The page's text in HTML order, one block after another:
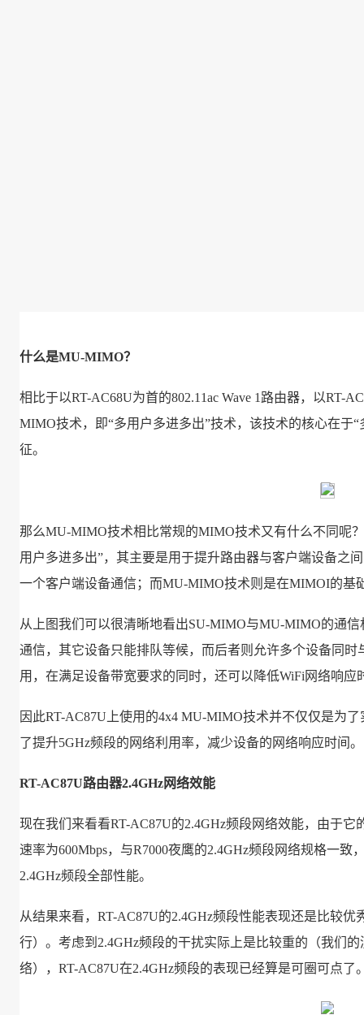
什么是MU-MIMO？
相比于以RT-AC68U为首的802.11ac Wave 1路由器，以RT-
MIMO技术，即“多用户多进多出”技术，该技术的核心在于
征。
那么MU-MIMO技术相比常规的MIMO技术又有什么不同呢
用户多进多出”，其主要是用于提升路由器与客户端设备之
一个客户端设备通信；而MU-MIMO技术则是在MIMOI的基
从上图我们可以很清晰地看出SU-MIMO与MU-MIMO的通
通信，其它设备只能排队等候，而后者则允许多个设备同
用，在满足设备带宽要求的同时，还可以降低WiFi网络响应
因此RT-AC87U上使用的4x4 MU-MIMO技术并不仅仅是为
了提升5GHz频段的网络利用率，减少设备的网络响应时间。
RT-AC87U路由器2.4GHz网络效能
现在我们来看看RT-AC87U的2.4GHz频段网络效能，由于
速率为600Mbps，与R7000夜鹰的2.4GHz频段网络规格一致
2.4GHz频段全部性能。
从结果来看，RT-AC87U的2.4GHz频段性能表现还是比较优
行）。考虑到2.4GHz频段的干扰实际上是比较重的（我们
络），RT-AC87U在2.4GHz频段的表现已经算是可圈可点了